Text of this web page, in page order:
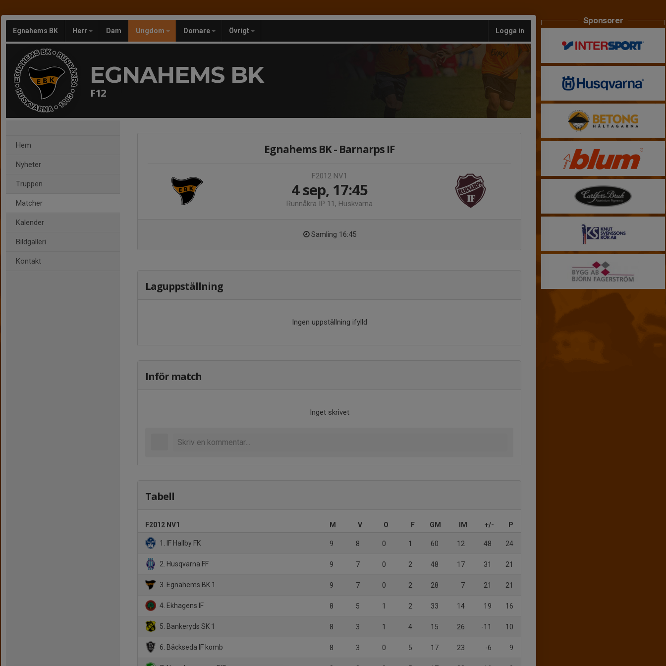
Egnahems BK Herr Dam Ungdom Domare Övrigt Logga in
EGNAHEMS BK
F12
Hem
Nyheter
Truppen
Matcher
Kalender
Bildgalleri
Kontakt
Egnahems BK - Barnarps IF
F2012 NV1
4 sep, 17:45
Runnåkra IP 11, Huskvarna
Samling 16:45
Laguppställning
Ingen uppställning ifylld
Inför match
Inget skrivet
Tabell
F2012 NV1 M V O F GM IM +/- P
1. IF Hallby FK 9 8 0 1 60 12 48 24
2. Husqvarna FF 9 7 0 2 48 17 31 21
3. Egnahems BK 1 9 7 0 2 28 7 21 21
4. Ekhagens IF 8 5 1 2 33 14 19 16
5. Bankeryds SK 1 8 3 1 4 15 26 -11 10
6. Bäckseda IF komb 8 3 0 5 17 23 -6 9
Sponsorer